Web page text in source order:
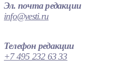
Эл. почта редакции
info@vesti.ru
Телефон редакции
+7 495 232 63 33